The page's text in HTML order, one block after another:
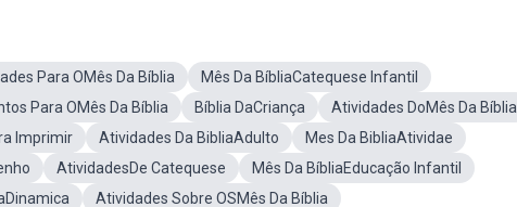
Para OMês Da Bíblia
Mês Da BíbliaCatequese Infantil
Para OMês Da Bíblia Bíblia DaCriança
Atividades DoMês Da Bíblia
Imprimir Atividades Da BibliaAdulto
Mes Da BibliaAtividae
AtividadesDe Catequese
Mês Da BíbliaEducação Infantil
Atividades Sobre OSMês Da Bíblia